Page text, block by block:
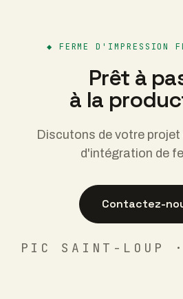
◆ FERME D'IMPRESSION
Prêt à
à la
Discutons de votre
d'intégration de
Contactez-
PIC SAINT-LOUP